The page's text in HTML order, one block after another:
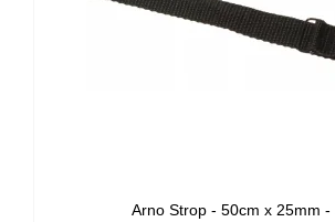
Arno Strop - 50cm x 25mm -